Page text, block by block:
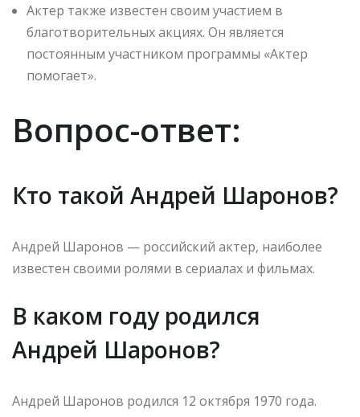
Актер также известен своим участием в
благотворительных акциях. Он является
постоянным участником программы «Актер
помогает».
Вопрос-ответ:
Кто такой Андрей Шаронов?
Андрей Шаронов — российский актер, наиболее
известен своими ролями в сериалах и фильмах.
В каком году родился
Андрей Шаронов?
Андрей Шаронов родился 12 октября 1970 года.